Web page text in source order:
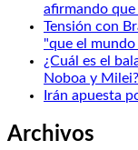
afirmando
Tensión con
"que el
¿Cuál es el
Noboa y Milei?
Irán apuesta
Archivos